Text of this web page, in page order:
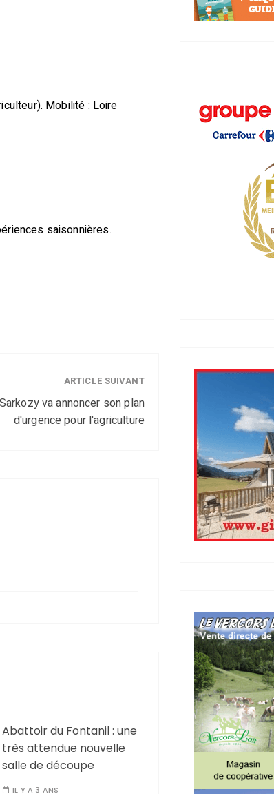
Mobilité : Loire
saisonnières.
ARTICLE SUIVANT
va annoncer son plan
d'urgence pour l'agriculture
Abattoir du Fontanil : une
très attendue nouvelle
salle de découpe
IL Y A 3 ANS